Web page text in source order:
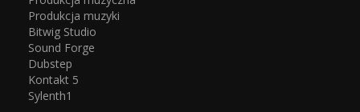
Produkcja muzyki
Bitwig Studio
Sound Forge
Dubstep
Kontakt 5
Sylenth1